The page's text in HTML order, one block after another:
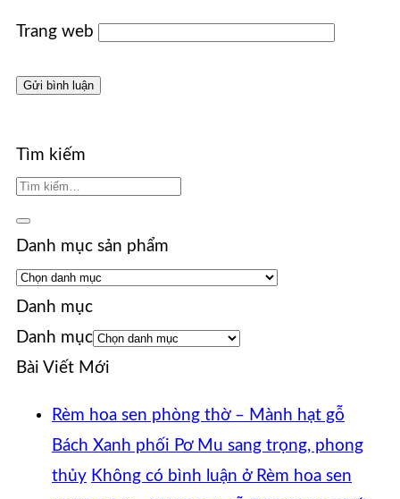
Trang web
Tìm kiếm
Danh mục sản phẩm
Danh mục
Danh mục
Bài Viết Mới
Rèm hoa sen phòng thờ – Mành hạt gỗ
Bách Xanh phối Pơ Mu sang trọng, phong
thủy Không có bình luận ở Rèm hoa sen